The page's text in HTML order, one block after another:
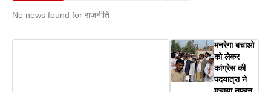
No news found for राजनीति
मनरेगा बचाओ
को लेकर
कांग्रेस की
पदयात्रा ने